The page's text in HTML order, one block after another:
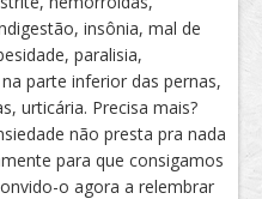
insônia, mal de
paralisia,
parte inferior das pernas,
urticária. Precisa mais?
não presta pra nada
para que consigamos
o agora a relembrar